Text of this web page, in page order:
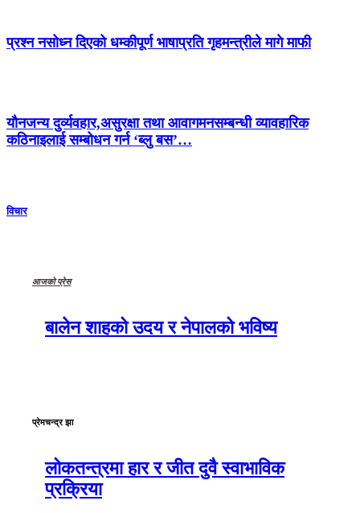
प्रश्न नसोध्न दिएको धम्कीपूर्ण भाषाप्रति गृहमन्त्रीले मागे माफी
यौनजन्य दुर्व्यवहार,असुरक्षा तथा आवागमनसम्बन्धी व्यावहारिक
कठिनाइलाई सम्बोधन गर्न ‘ब्लु बस’…
विचार
आजको प्रेस
बालेन शाहको उदय र नेपालको भविष्य
प्रेमचन्द्र झा
लोकतन्त्रमा हार र जीत दुवै स्वाभाविक
प्रक्रिया